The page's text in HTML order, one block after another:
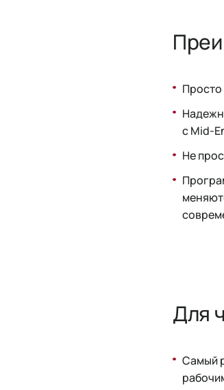
с Mid-
Не
Для
Самый